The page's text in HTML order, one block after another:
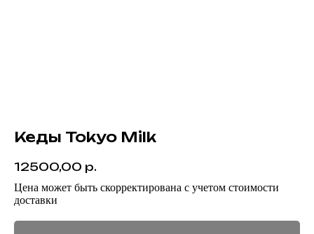
Кеды Tokyo Milk
12500,00 р.
Цена может быть скорректирована с учетом стоимости
доставки